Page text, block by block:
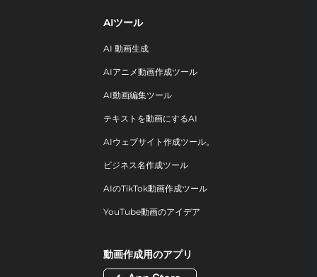
AIツール
AI 動画生成
AIアニメ動画作成ツール
AI動画編集ツール
テキストを動画にするAI
AIウェブサイト作成ツール。
ビジネス名作成ツール
AIのTikTok動画作成ツール
YouTube動画のアイデア
動画作成用のアプリ